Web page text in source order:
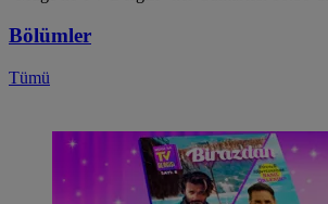
Bölümler
Tümü